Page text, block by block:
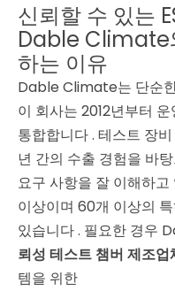
신뢰할 수 있는
Dable Climate
하는 이유
Dable Climate는 단순
이 회사는 2012년부터
통합합니다. 테스트 장
년 간의 수출 경험을 바
요구 사항을 잘 이해하
이상이며 60개 이상의
있습니다. 필요한 경우
뢰성 테스트 챔버 제조업
템을 위한